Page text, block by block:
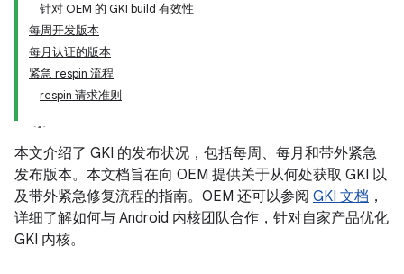
针对 OEM 的 GKI build 有效性
每周开发版本
每月认证的版本
紧急 respin 流程
respin 请求准则
本文介绍了 GKI 的发布状况，包括每周、每月和带外紧急
发布版本。本文档旨在向 OEM 提供关于从何处获取 GKI 以
及带外紧急修复流程的指南。OEM 还可以参阅 GKI 文档 ，
详细了解如何与 Android 内核团队合作，针对自家产品优化
GKI 内核。